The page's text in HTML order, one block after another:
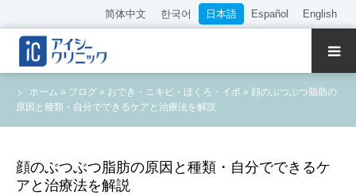
简体中文 한국어 日本語 Español English
ホーム » ブログ » おでき・ニキビ・ほくろ・イボ » 顔のぶつぶつ脂肪の
原因と種類・自分でできるケアと治療法を解説
顔のぶつぶつ脂肪の原因と種類・自分でできるケ
アと治療法を解説
クリニック紹介
診療内容